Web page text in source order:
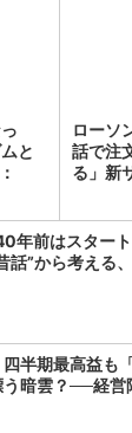
と
ローソ
話で注
る」新
年前はスター
話”から考える
半期最高益も
暗雲？──経営